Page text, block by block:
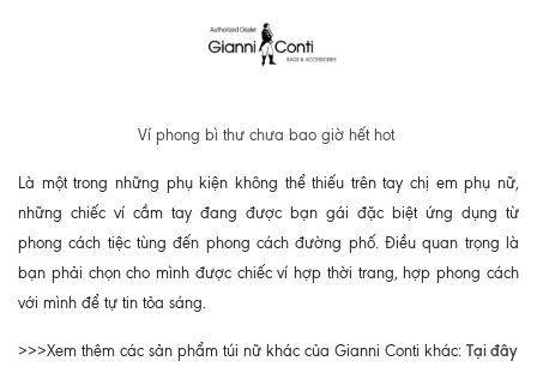
Ví phong bì thư chưa bao giờ hết hot
Là một trong những phụ kiện không thể thiếu trên tay chị em phụ nữ,
những chiếc ví cầm tay đang được bạn gái đặc biệt ứng dụng từ
phong cách tiệc tùng đến phong cách đường phố. Điều quan trọng là
bạn phải chọn cho mình được chiếc ví hợp thời trang, hợp phong cách
với mình để tự tin tỏa sáng.
>>>Xem thêm các sản phẩm túi nữ khác của Gianni Conti khác: Tại đây